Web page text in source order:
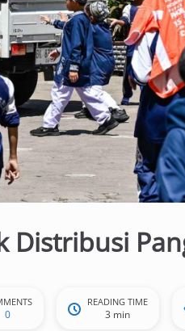
Distribusi
0
READING TIME
3 min